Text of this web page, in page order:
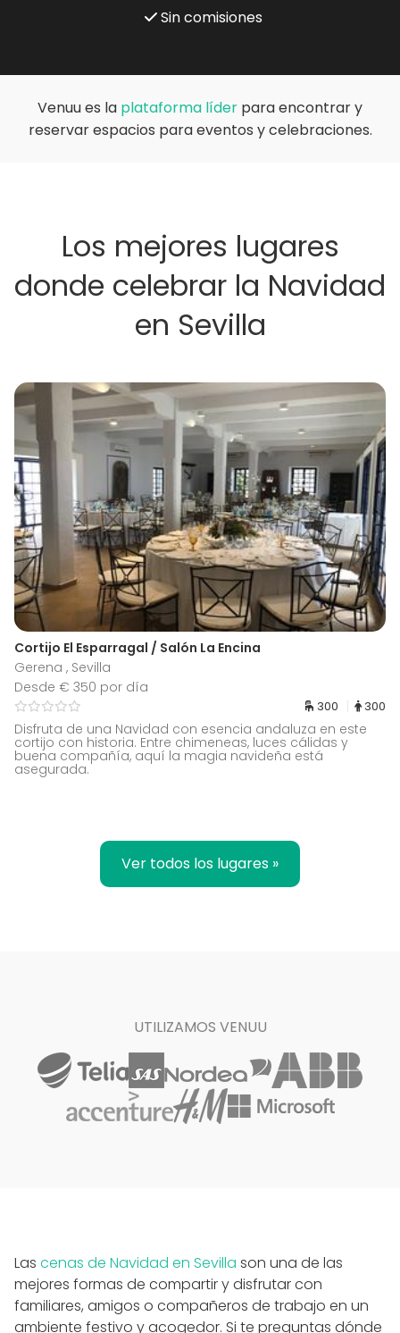
Sin comisiones
Venuu es la plataforma líder para encontrar y
reservar espacios para eventos y celebraciones.
Los mejores lugares
donde celebrar la Navidad
en Sevilla
Cortijo El Esparragal / Salón La Encina
Gerena , Sevilla
Desde € 350 por día
300 300
Disfruta de una Navidad con esencia andaluza en este
cortijo con historia. Entre chimeneas, luces cálidas y
buena compañía, aquí la magia navideña está
asegurada.
Ver todos los lugares »
UTILIZAMOS VENUU
Las cenas de Navidad en Sevilla son una de las
mejores formas de compartir y disfrutar con
familiares, amigos o compañeros de trabajo en un
ambiente festivo y acogedor. Si te preguntas dónde